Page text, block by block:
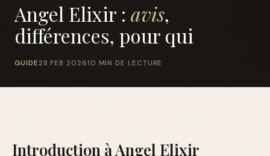
Angel Elixir : avis,
différences, pour qui
GUIDE 28 FEB 202610 MIN DE LECTURE
Introduction à Angel Elixir